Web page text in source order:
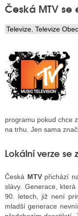
TISK
RÁDIÍ
RÁDIÍ
TELEVIZÍ
VYSÍLAČE
Česká MTV
Televize Televize
programu pokud chce
na trhu. Jen sama
Lokální verze se
Česká MTV přichází
slávy. Generace,
90. letech, již není
mladší generace